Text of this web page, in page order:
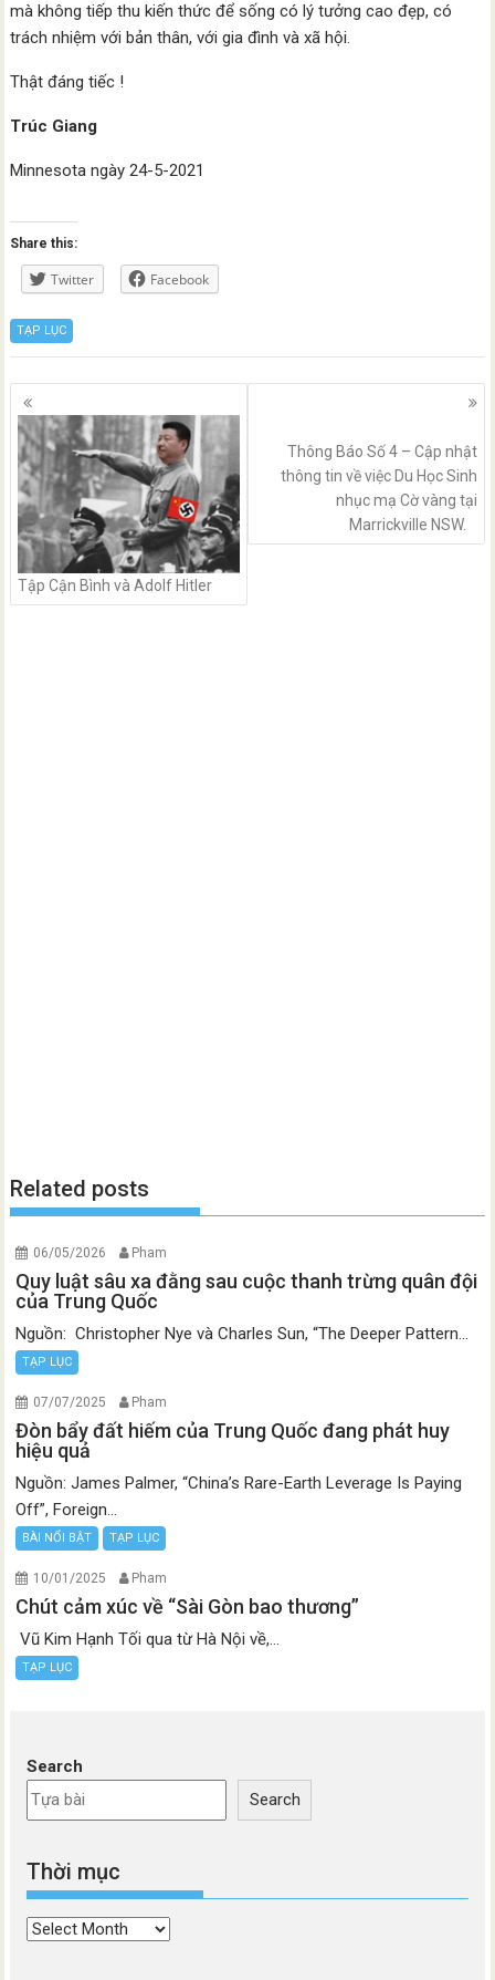
mà không tiếp thu kiến thức để sống có lý tưởng cao đẹp, có
trách nhiệm với bản thân, với gia đình và xã hội.
Thật đáng tiếc !
Trúc Giang
Minnesota ngày 24-5-2021
Share this:
Twitter Facebook
TẠP LỤC
Posts
navigation
Tập Cận Bình và Adolf Hitler
Thông Báo Số 4 – Cập nhật
thông tin về việc Du Học Sinh
nhục mạ Cờ vàng tại
Marrickville NSW.
Related posts
06/05/2026 Pham
Quy luật sâu xa đằng sau cuộc thanh trừng quân đội
của Trung Quốc
Nguồn: Christopher Nye và Charles Sun, “The Deeper Pattern...
TẠP LỤC
07/07/2025 Pham
Đòn bẩy đất hiếm của Trung Quốc đang phát huy
hiệu quả
Nguồn: James Palmer, “China’s Rare-Earth Leverage Is Paying
Off”, Foreign...
BÀI NỔI BẬT TẠP LỤC
10/01/2025 Pham
Chút cảm xúc về “Sài Gòn bao thương”
Vũ Kim Hạnh Tối qua từ Hà Nội về,...
TẠP LỤC
Search
Search
Thời mục
Thời